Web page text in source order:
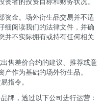
资金。场外衍生品交易并不适
细阅读我们的法律文件，并确
并不实际拥有或持有任何相关
售差价合约的建议、推荐或意
作为基础的场外衍生品。
指令。
牌，透过以下公司进行运营：